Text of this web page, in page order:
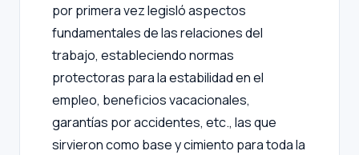
por primera vez legisló aspectos
fundamentales de las relaciones del
trabajo, estableciendo normas
protectoras para la estabilidad en el
empleo, beneficios vacacionales,
garantías por accidentes, etc., las que
sirvieron como base y cimiento para toda la